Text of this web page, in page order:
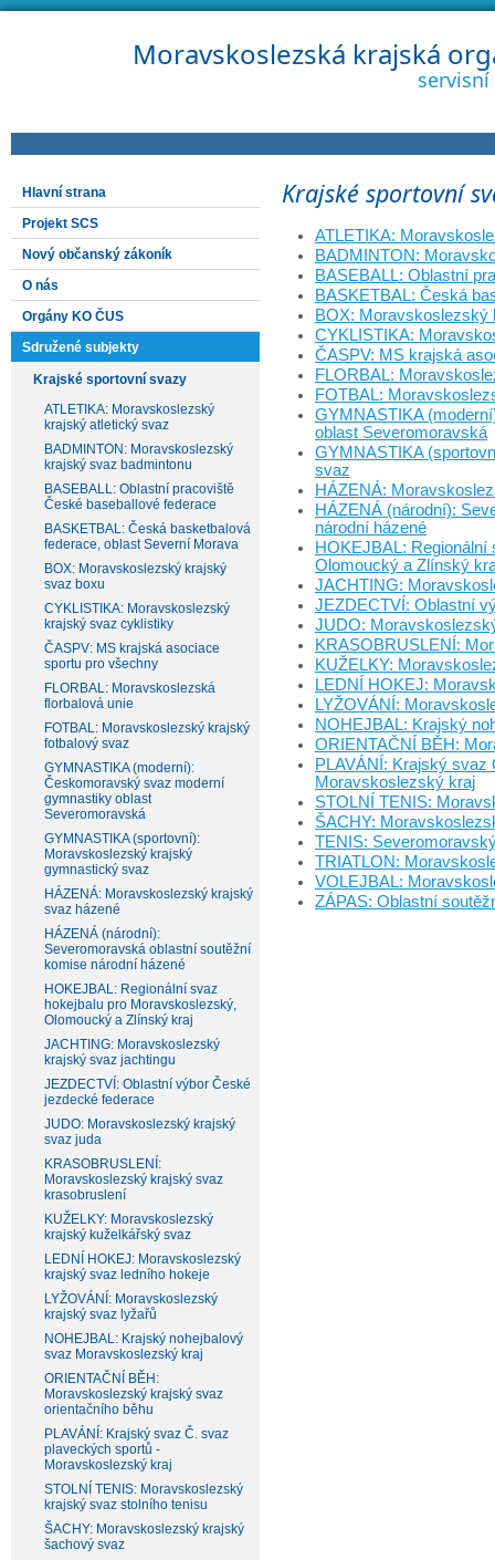
Moravskoslezská krajská
Hlavní strana
Projekt SCS
Nový občanský zákoník
O nás
Orgány KO ČUS
Sdružené subjekty
Krajské sportovní svazy
ATLETIKA: Moravskoslezský
krajský atletický svaz
BADMINTON: Moravskoslezský
krajský svaz badmintonu
BASEBALL: Oblastní pracoviště
České baseballové federace
BASKETBAL: Česká basketbalová
federace, oblast Severní Morava
BOX: Moravskoslezský krajský
svaz boxu
CYKLISTIKA: Moravskoslezský
krajský svaz cyklistiky
ČASPV: MS krajská asociace
sportu pro všechny
FLORBAL: Moravskoslezská
florbalová unie
FOTBAL: Moravskoslezský krajský
fotbalový svaz
GYMNASTIKA (moderní):
Českomoravský svaz moderní
gymnastiky oblast
Severomoravská
GYMNASTIKA (sportovní):
Moravskoslezský krajský
gymnastický svaz
HÁZENÁ: Moravskoslezský krajský
svaz házené
HÁZENÁ (národní):
Severomoravská oblastní soutěžní
komise národní házené
HOKEJBAL: Regionální svaz
hokejbalu pro Moravskoslezský,
Olomoucký a Zlínský kraj
JACHTING: Moravskoslezský
krajský svaz jachtingu
JEZDECTVÍ: Oblastní výbor České
jezdecké federace
JUDO: Moravskoslezský krajský
svaz juda
KRASOBRUSLENÍ:
Moravskoslezský krajský svaz
krasobruslení
KUŽELKY: Moravskoslezský
krajský kuželkářský svaz
LEDNÍ HOKEJ: Moravskoslezský
krajský svaz ledního hokeje
LYŽOVÁNÍ: Moravskoslezský
krajský svaz lyžařů
NOHEJBAL: Krajský nohejbalový
svaz Moravskoslezský kraj
ORIENTAČNÍ BĚH:
Moravskoslezský krajský svaz
orientačního běhu
PLAVÁNÍ: Krajský svaz Č. svaz
plaveckých sportů -
Moravskoslezský kraj
STOLNÍ TENIS: Moravskoslezský
krajský svaz stolního tenisu
ŠACHY: Moravskoslezský krajský
šachový svaz
Krajské sportovní
ATLETIKA:
BADMINTON:
BASEBALL: Oblastní
BASKETBAL: Česká
BOX: Moravskoslezský
CYKLISTIKA:
ČASPV: MS krajská
FLORBAL:
FOTBAL:
GYMNASTIKA
oblast Severomoravská
GYMNASTIKA
svaz
HÁZENÁ:
HÁZENÁ (národní):
národní házené
HOKEJBAL:
Olomoucký a Zlínský
JACHTING:
JEZDECTVÍ: Oblastní
JUDO:
KRASOBRUSLENÍ:
KUŽELKY:
LEDNÍ HOKEJ:
LYŽOVÁNÍ:
NOHEJBAL: Krajský
ORIENTAČNÍ BĚH:
PLAVÁNÍ: Krajský
Moravskoslezský kraj
STOLNÍ TENIS:
ŠACHY:
TENIS:
TRIATLON:
VOLEJBAL:
ZÁPAS: Oblastní